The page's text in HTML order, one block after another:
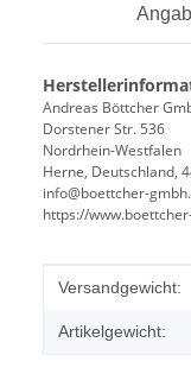
Andreas Böttcher
Dorstener Str. 536
Nordrhein-Westfalen
Herne, Deutschland,
info@boettcher-
https://
Wert
Versandgewicht:
Artikelgewicht: